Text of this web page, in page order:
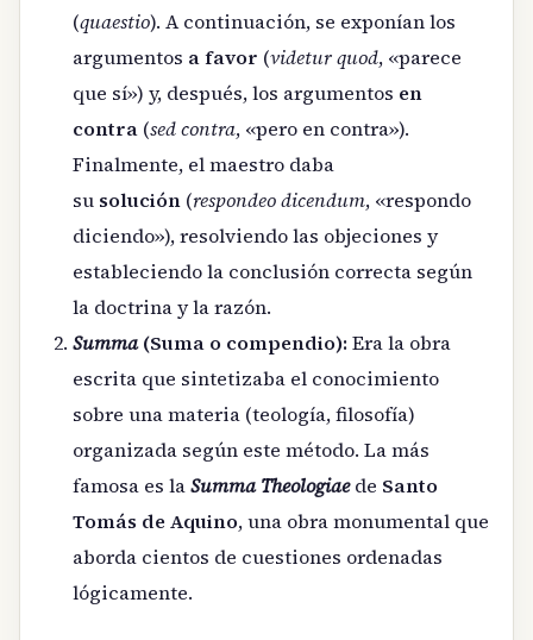
(quaestio). A continuación, se exponían los
argumentos a favor (videtur quod, «parece
que sí») y, después, los argumentos en
contra (sed contra, «pero en contra»).
Finalmente, el maestro daba
su solución (respondeo dicendum, «respondo
diciendo»), resolviendo las objeciones y
estableciendo la conclusión correcta según
la doctrina y la razón.
Summa(Suma o compendio):Era la obra
escrita que sintetizaba el conocimiento
sobre una materia (teología, filosofía)
organizada según este método. La más
famosa es laSumma Theologiaede Santo
Tomás de Aquino, una obra monumental que
aborda cientos de cuestiones ordenadas
lógicamente.